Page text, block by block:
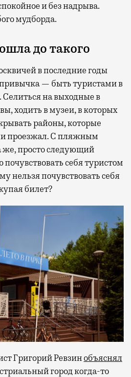
и без надрыва.
мудборда.
до такого
в последние годы
привычка — быть туристами в
Селиться на выходные в
ходить в музеи, в которых
районы, которые
проезжал. С пляжным
же, просто следующий
себя туристом
нельзя почувствовать себя
билет?
Григорий Ревзинобъяснял
город когда-то